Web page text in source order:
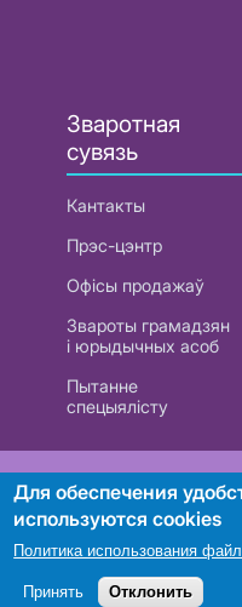
Зваротная
сувязь
Кантакты
Прэс-цэнтр
Офісы продажаў
Звароты грамадзян
і юрыдычных асоб
Пытанне
спецыялісту
РУП «Белтэлекам». УНП
Пошук
Для обеспечения
используются cookies
Политика использования
Принять Отклонить